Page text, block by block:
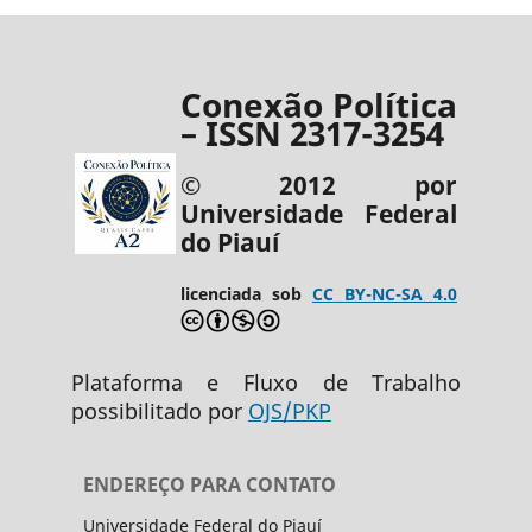
Conexão Política
– ISSN 2317-3254
© 2012 por
Universidade Federal
do Piauí
licenciada sob CC BY-NC-SA 4.0
Plataforma e Fluxo de Trabalho
possibilitado por OJS/PKP
ENDEREÇO PARA CONTATO
Universidade Federal do Piauí